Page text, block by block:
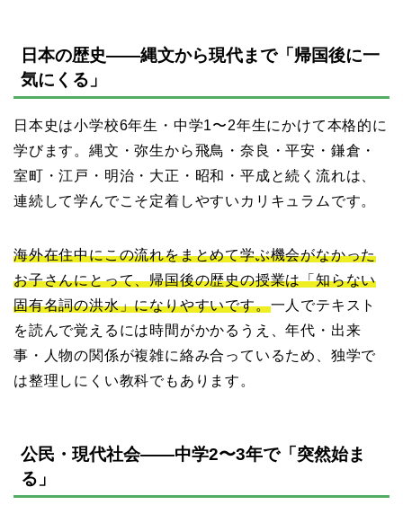
日本の歴史——縄文から現代まで「帰国後に一
気にくる」
日本史は小学校6年生・中学1〜2年生にかけて本格的に
学びます。縄文・弥生から飛鳥・奈良・平安・鎌倉・
室町・江戸・明治・大正・昭和・平成と続く流れは、
連続して学んでこそ定着しやすいカリキュラムです。
海外在住中にこの流れをまとめて学ぶ機会がなかった
お子さんにとって、帰国後の歴史の授業は「知らない
固有名詞の洪水」になりやすいです。一人でテキスト
を読んで覚えるには時間がかかるうえ、年代・出来
事・人物の関係が複雑に絡み合っているため、独学で
は整理しにくい教科でもあります。
公民・現代社会——中学2〜3年で「突然始ま
る」